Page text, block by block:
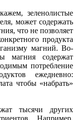
зеленолистые
может содержать
что не позволяет
продукта
магний. Во-
магния содержат
потребление
ежедневно:
чтобы «набрать»
тысячи других
Например,